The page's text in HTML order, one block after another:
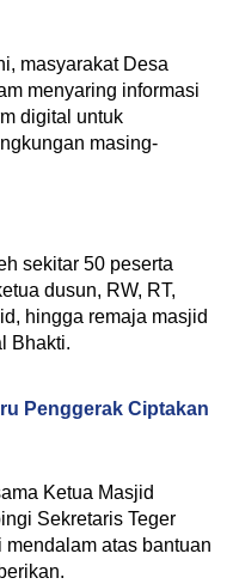
masyarakat Desa
menyaring informasi
digital untuk
masing-
sekitar 50 peserta
dusun, RW, RT,
hingga remaja masjid
Bhakti.
Penggerak Ciptakan
Ketua Masjid
Sekretaris Teger
atas bantuan